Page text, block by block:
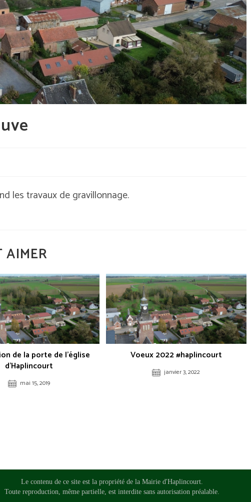
les travaux de gravillonnage.
AIMER
de la porte de l’église
d’Haplincourt
mai 15, 2019
Voeux 2022 #haplincourt
janvier 3, 2022
Le contenu de ce site est la propriété de la Mairie d'Haplincourt.
Toute reproduction, même partielle, est interdite sans autorisation préalable.